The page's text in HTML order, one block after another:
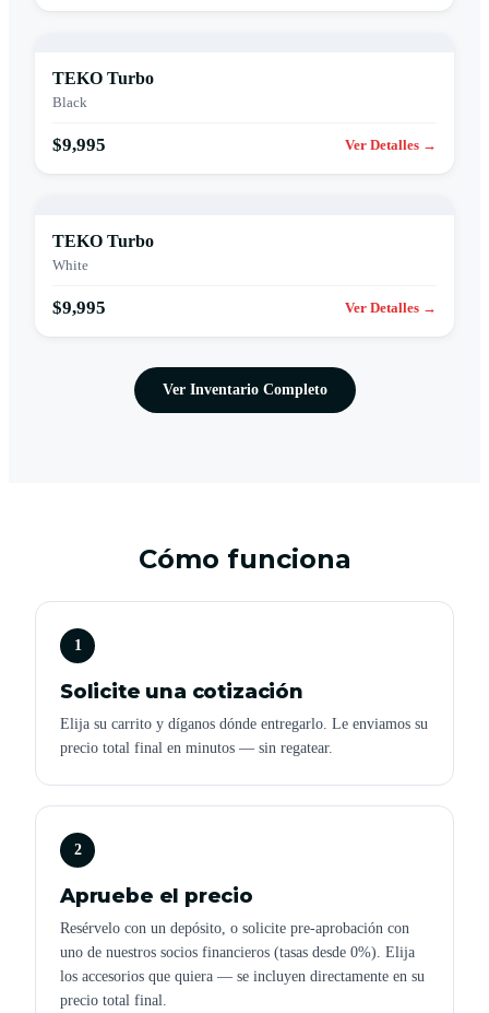
TEKO Turbo
Black
$9,995 Ver Detalles →
TEKO Turbo
White
$9,995 Ver Detalles →
Ver Inventario Completo
Cómo funciona
1
Solicite una cotización
Elija su carrito y díganos dónde entregarlo. Le enviamos su
precio total final en minutos — sin regatear.
2
Apruebe el precio
Resérvelo con un depósito, o solicite pre-aprobación con
uno de nuestros socios financieros (tasas desde 0%). Elija
los accesorios que quiera — se incluyen directamente en su
precio total final.